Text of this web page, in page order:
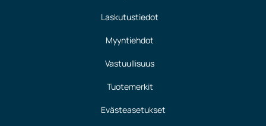
Laskutustiedot
Myyntiehdot
Vastuullisuus
Tuotemerkit
Evästeasetukset